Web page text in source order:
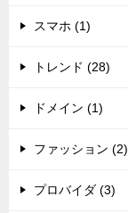
スマホ (1)
トレンド (28)
ドメイン (1)
ファッション (2)
プロバイダ (3)